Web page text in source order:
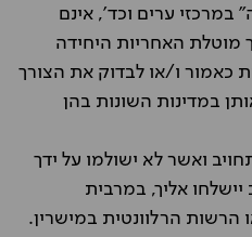
במרכזי ערים וכד', אינם
מוטלת האחריות היחידה
כאמור ו/או לבדוק את הצורך
במדינות השונות בהן
ואשר לא ישולמו על ידך
אליך, במרבית
הרלוונטית במישרין.